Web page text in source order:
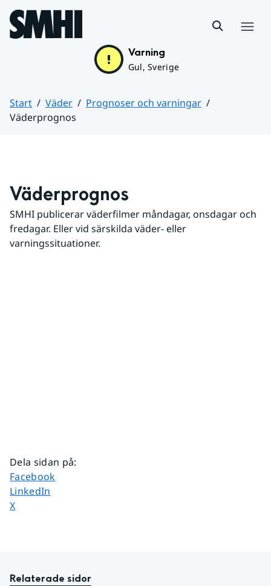
Hoppa till sidans innehåll
Varning
Gul, Sverige
Start Väder
Prognoser och varningar
Väderprognos
Väderprognos
SMHI publicerar väderfilmer måndagar, onsdagar och
fredagar. Eller vid särskilda väder- eller
varningssituationer.
Dela sidan på:
Dela sidan på
Facebook
Dela sidan på
LinkedIn
Dela sidan på
X
Relaterade sidor